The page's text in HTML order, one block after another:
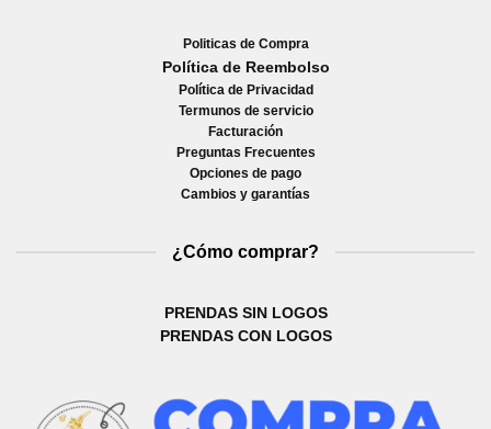
Politicas de Compra
Política de Reembolso
Política de Privacidad
Termunos de servicio
Facturación
Preguntas Frecuentes
Opciones de pago
Cambios y garantías
¿Cómo comprar?
PRENDAS SIN LOGOS
PRENDAS CON LOGOS